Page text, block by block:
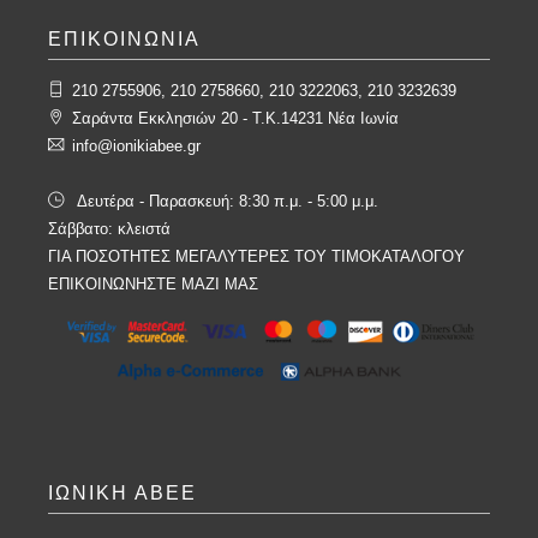
ΕΠΙΚΟΙΝΩΝΙΑ
210 2755906, 210 2758660, 210 3222063, 210 3232639
Σαράντα Εκκλησιών 20 - T.K.14231 Νέα Ιωνία
info@ionikiabee.gr
Δευτέρα - Παρασκευή: 8:30 π.μ. - 5:00 μ.μ.
Σάββατο: κλειστά
ΓΙΑ ΠΟΣΟΤΗΤΕΣ ΜΕΓΑΛΥΤΕΡΕΣ ΤΟΥ ΤΙΜΟΚΑΤΑΛΟΓΟΥ
ΕΠΙΚΟΙΝΩΝΗΣΤΕ ΜΑΖΙ ΜΑΣ
ΙΩΝΙΚΗ ΑΒΕΕ